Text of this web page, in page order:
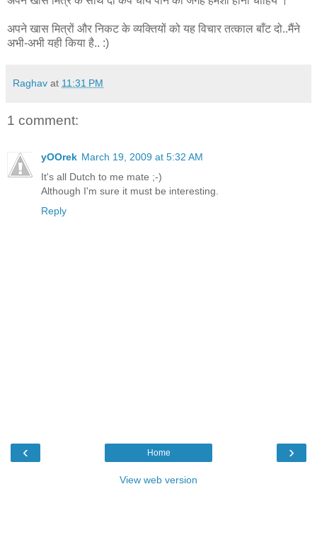
अपने खास मित्रों और निकट के व्यक्तियों को यह विचार तत्काल बाँट दो..मैंने
अभी-अभी यही किया है.. :)
Raghav at 11:31 PM
1 comment:
yOOrek March 19, 2009 at 5:32 AM
It's all Dutch to me mate ;-)
Although I'm sure it must be interesting.
Reply
‹ ›
Home
View web version